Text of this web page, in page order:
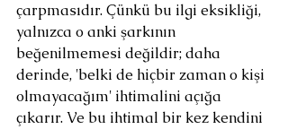
çarpmasıdır. Çünkü bu ilgi eksikliği,
yalnızca o anki şarkının
beğenilmemesi değildir; daha
derinde, 'belki de hiçbir zaman o kişi
olmayacağım' ihtimalini açığa
çıkarır. Ve bu ihtimal bir kez kendini